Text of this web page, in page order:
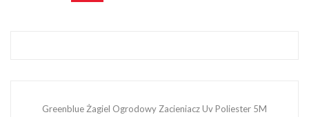
Greenblue Żagiel Ogrodowy Zacieniacz Uv Poliester 5M